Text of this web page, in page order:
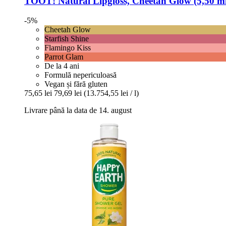
-5%
Cheetah Glow
Starfish Shine
Flamingo Kiss
Parrot Glam
De la 4 ani
Formulă nepericuloasă
Vegan și fără gluten
75,65 lei 79,69 lei (13.754,55 lei / l)
Livrare până la data de 14. august